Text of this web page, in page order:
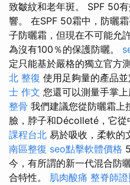
致皺紋和老年斑。 SPF 50
響。 在SPF 50霜中，防曬
子防曬霜，但現在不可能允
為沒有100％的保護防曬。
定只能基於嚴格的獨立官方
北 整復 使用足夠量的產品
士 作文 您還可以測量手掌
整骨 我們建議您從防曬霜上
臉，脖子和Décolleté，它從
課程台北 易於吸收，柔軟的
南區整復 seo點擊軟體價格
今，有所謂的新一代混合防
合特性。 肌肉酸痛 整脊師證